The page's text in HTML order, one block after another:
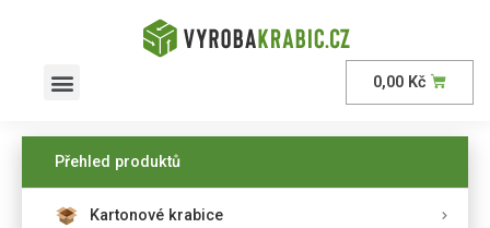
0,00 Kč
Přehled produktů
Kartonové krabice